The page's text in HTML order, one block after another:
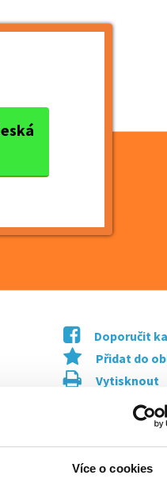
Více o cookies
Doporučit
Přidat do
Vytisknout
Upozornit